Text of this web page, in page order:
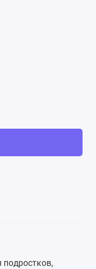
подростков,